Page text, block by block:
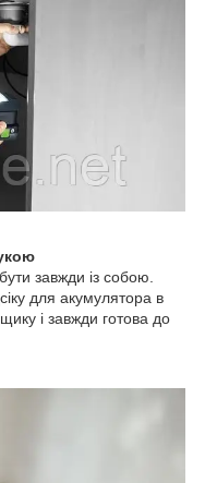
завжди із собою.
для акумулятора в
і завжди готова до